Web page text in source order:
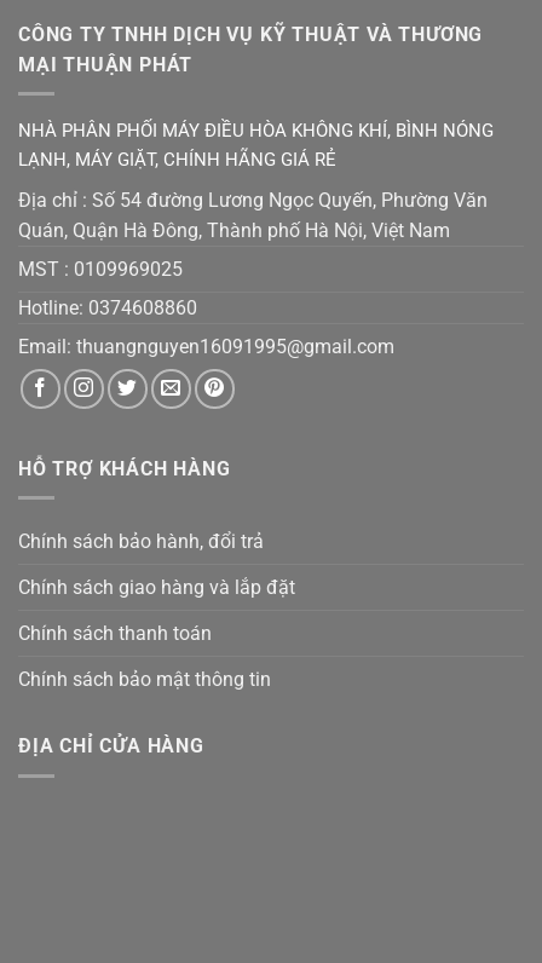
CÔNG TY TNHH DỊCH VỤ KỸ THUẬT VÀ THƯƠNG
MẠI THUẬN PHÁT
NHÀ PHÂN PHỐI MÁY ĐIỀU HÒA KHÔNG KHÍ, BÌNH NÓNG
LẠNH, MÁY GIẶT, CHÍNH HÃNG GIÁ RẺ
Địa chỉ : Số 54 đường Lương Ngọc Quyến, Phường Văn
Quán, Quận Hà Đông, Thành phố Hà Nội, Việt Nam
MST : 0109969025
Hotline: 0374608860
Email: thuangnguyen16091995@gmail.com
HỖ TRỢ KHÁCH HÀNG
Chính sách bảo hành, đổi trả
Chính sách giao hàng và lắp đặt
Chính sách thanh toán
Chính sách bảo mật thông tin
ĐỊA CHỈ CỬA HÀNG